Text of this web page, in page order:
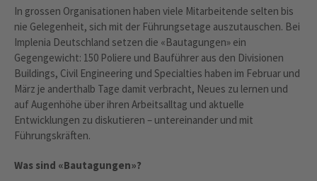
In grossen Organisationen haben viele Mitarbeitende selten bis
nie Gelegenheit, sich mit der Führungsetage auszutauschen. Bei
Implenia Deutschland setzen die «Bautagungen» ein
Gegengewicht: 150 Poliere und Bauführer aus den Divisionen
Buildings, Civil Engineering und Specialties haben im Februar und
März je anderthalb Tage damit verbracht, Neues zu lernen und
auf Augenhöhe über ihren Arbeitsalltag und aktuelle
Entwicklungen zu diskutieren – untereinander und mit
Führungskräften.
Was sind «Bautagungen»?